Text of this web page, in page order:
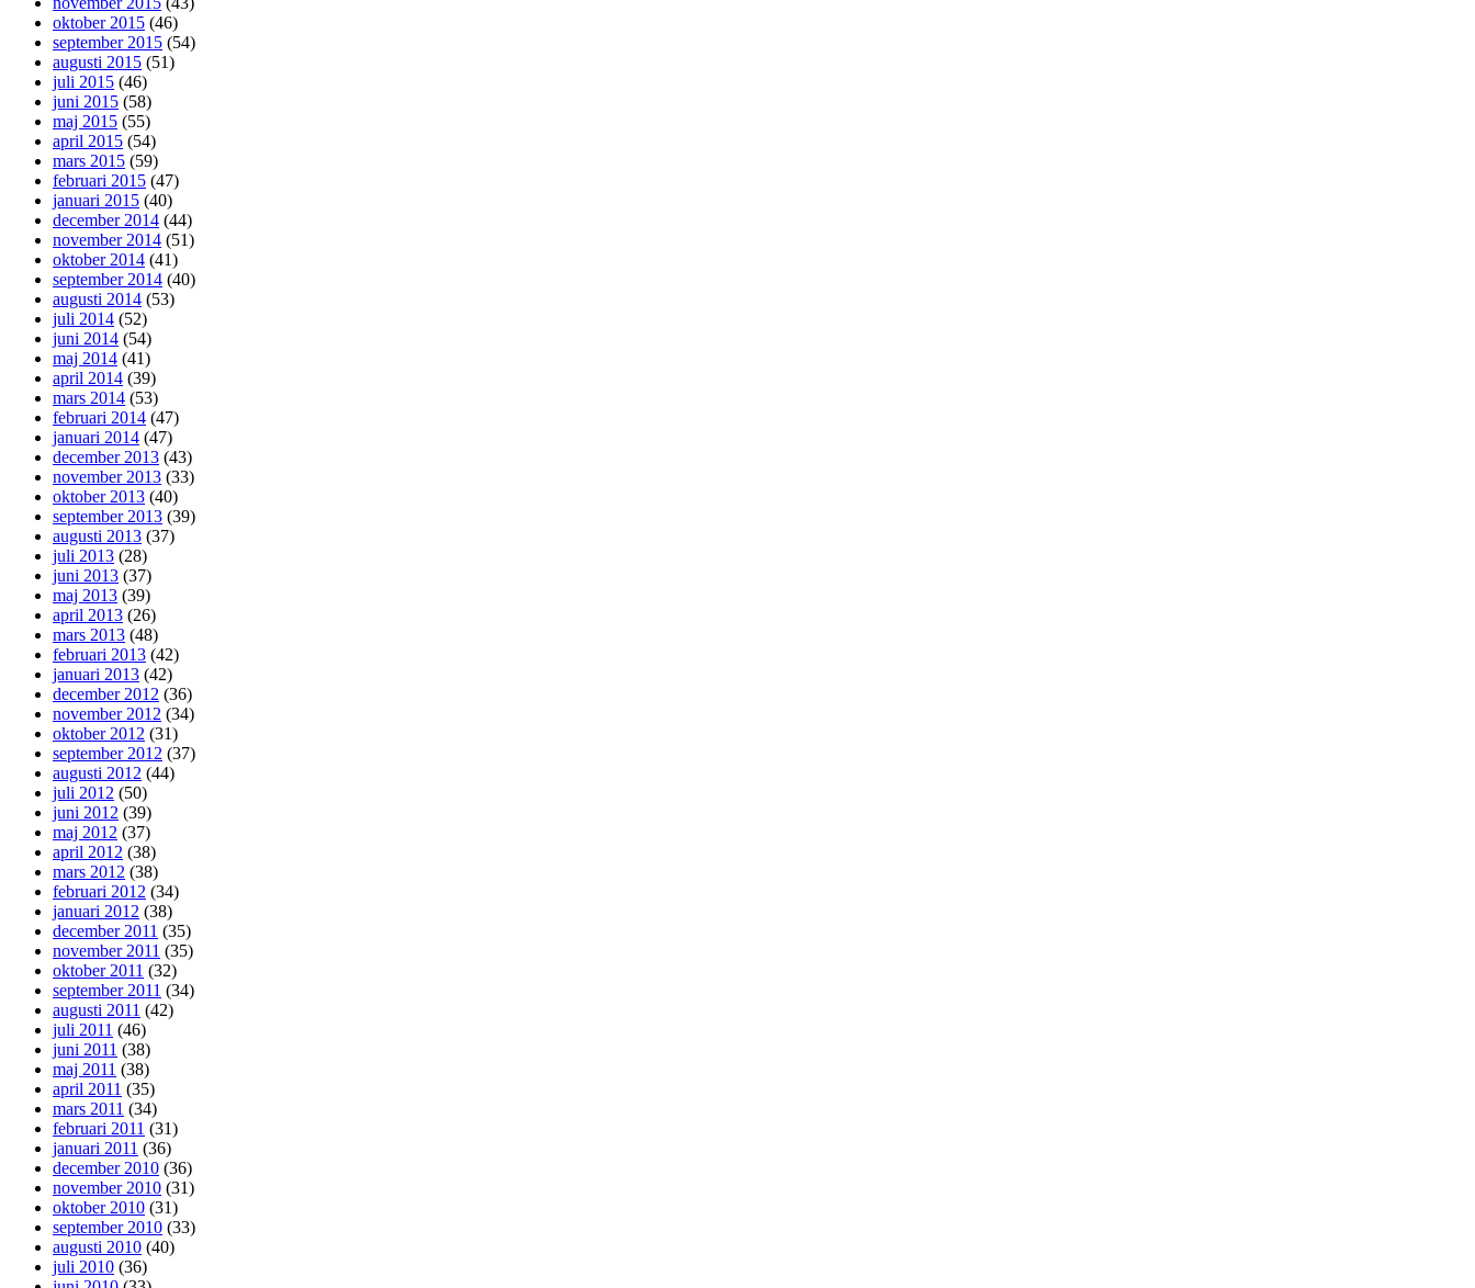
oktober 2015 (46)
september 2015 (54)
augusti 2015 (51)
juli 2015 (46)
juni 2015 (58)
maj 2015 (55)
april 2015 (54)
mars 2015 (59)
februari 2015 (47)
januari 2015 (40)
december 2014 (44)
november 2014 (51)
oktober 2014 (41)
september 2014 (40)
augusti 2014 (53)
juli 2014 (52)
juni 2014 (54)
maj 2014 (41)
april 2014 (39)
mars 2014 (53)
februari 2014 (47)
januari 2014 (47)
december 2013 (43)
november 2013 (33)
oktober 2013 (40)
september 2013 (39)
augusti 2013 (37)
juli 2013 (28)
juni 2013 (37)
maj 2013 (39)
april 2013 (26)
mars 2013 (48)
februari 2013 (42)
januari 2013 (42)
december 2012 (36)
november 2012 (34)
oktober 2012 (31)
september 2012 (37)
augusti 2012 (44)
juli 2012 (50)
juni 2012 (39)
maj 2012 (37)
april 2012 (38)
mars 2012 (38)
februari 2012 (34)
januari 2012 (38)
december 2011 (35)
november 2011 (35)
oktober 2011 (32)
september 2011 (34)
augusti 2011 (42)
juli 2011 (46)
juni 2011 (38)
maj 2011 (38)
april 2011 (35)
mars 2011 (34)
februari 2011 (31)
januari 2011 (36)
december 2010 (36)
november 2010 (31)
oktober 2010 (31)
september 2010 (33)
augusti 2010 (40)
juli 2010 (36)